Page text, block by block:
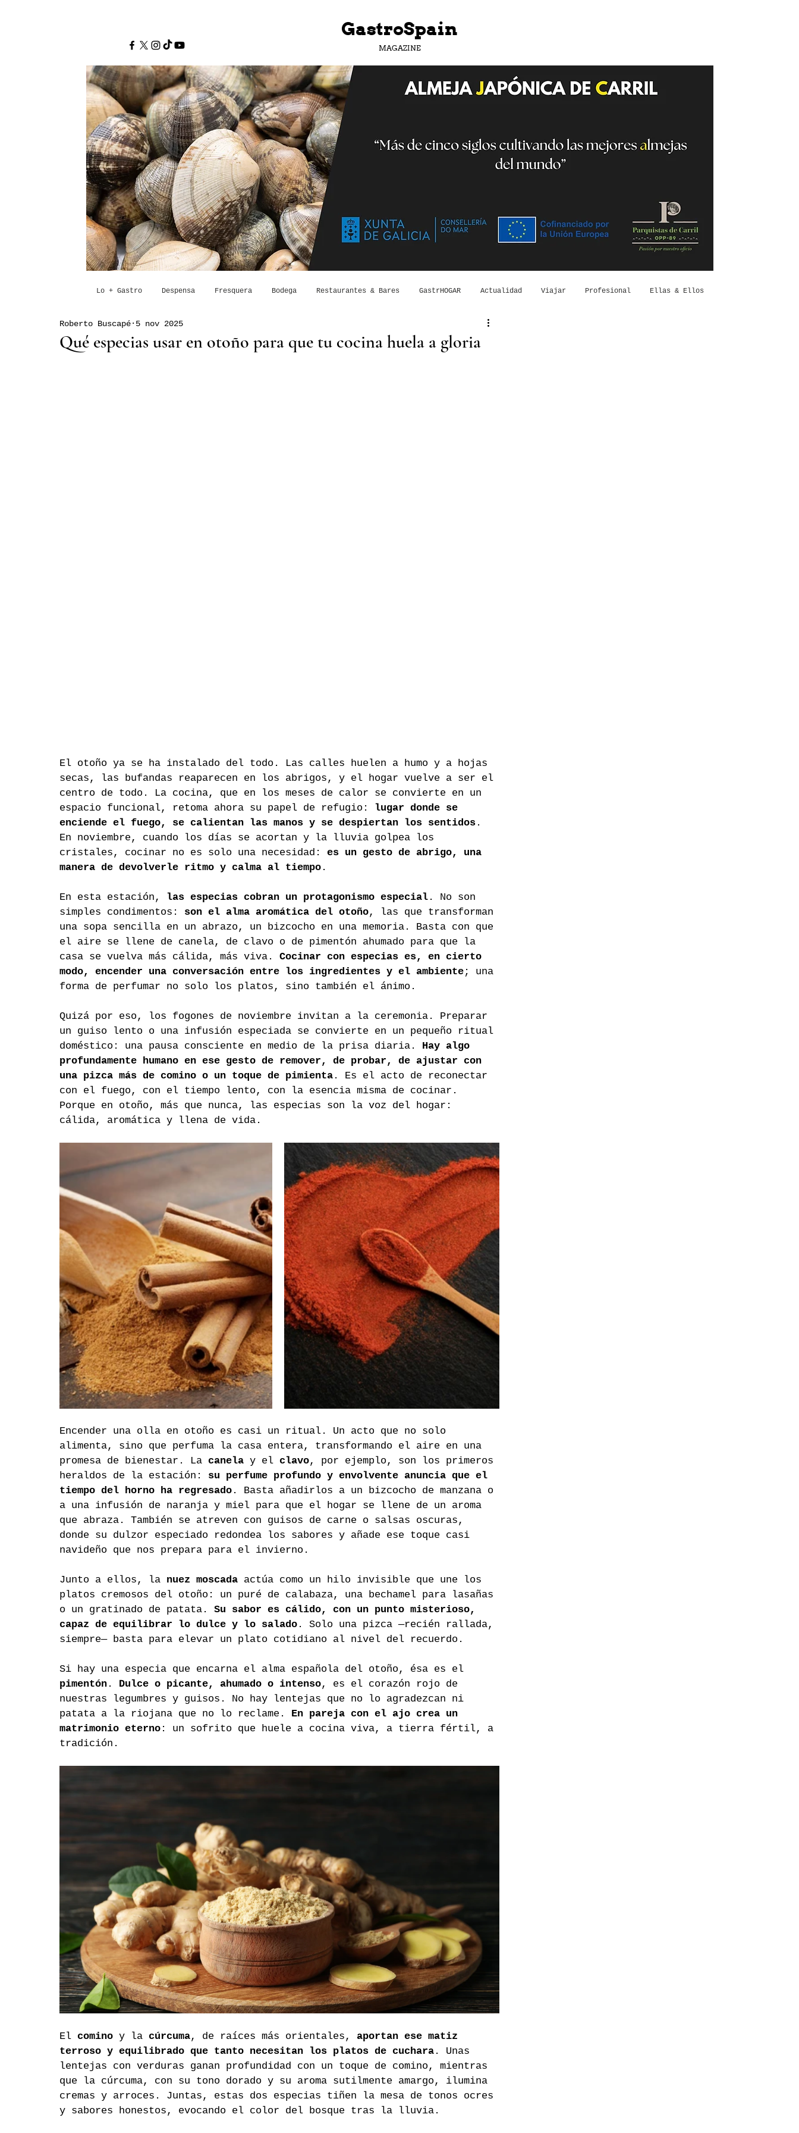
GastroSpain
MAGAZINE
Lo + Gastro Despensa Fresquera Bodega Restaurantes & Bares GastrHOGAR Actualidad Viajar Profesional Ellas & Ellos
Qué especias usar en otoño para que tu cocina huela a gloria
Roberto Buscapé 5 nov 2025
El otoño ya se ha instalado del todo. Las calles huelen a humo y a hojas
secas, las bufandas reaparecen en los abrigos, y el hogar vuelve a ser el
centro de todo. La cocina, que en los meses de calor se convierte en un
espacio funcional, retoma ahora su papel de refugio: lugar donde se
enciende el fuego, se calientan las manos y se despiertan los sentidos .
En noviembre, cuando los días se acortan y la lluvia golpea los
cristales, cocinar no es solo una necesidad: es un gesto de abrigo, una
manera de devolverle ritmo y calma al tiempo .
En esta estación, las especias cobran un protagonismo especial . No son
simples condimentos: son el alma aromática del otoño, las que transforman
una sopa sencilla en un abrazo, un bizcocho en una memoria. Basta con que
el aire se llene de canela, de clavo o de pimentón ahumado para que la
casa se vuelva más cálida, más viva. Cocinar con especias es, en cierto
modo, encender una conversación entre los ingredientes y el ambiente ; una
forma de perfumar no solo los platos, sino también el ánimo.
Quizá por eso, los fogones de noviembre invitan a la ceremonia. Preparar
un guiso lento o una infusión especiada se convierte en un pequeño ritual
doméstico: una pausa consciente en medio de la prisa diaria. Hay algo
profundamente humano en ese gesto de remover, de probar, de ajustar con
una pizca más de comino o un toque de pimienta . Es el acto de reconectar
con el fuego, con el tiempo lento, con la esencia misma de cocinar.
Porque en otoño, más que nunca, las especias son la voz del hogar:
cálida, aromática y llena de vida.
Encender una olla en otoño es casi un ritual. Un acto que no solo
alimenta, sino que perfuma la casa entera, transformando el aire en una
promesa de bienestar. La canela y el clavo, por ejemplo, son los primeros
heraldos de la estación: su perfume profundo y envolvente anuncia que el
tiempo del horno ha regresado . Basta añadirlos a un bizcocho de manzana o
a una infusión de naranja y miel para que el hogar se llene de un aroma
que abraza. También se atreven con guisos de carne o salsas oscuras,
donde su dulzor especiado redondea los sabores y añade ese toque casi
navideño que nos prepara para el invierno.
Junto a ellos, la nuez moscada actúa como un hilo invisible que une los
platos cremosos del otoño: un puré de calabaza, una bechamel para lasañas
o un gratinado de patata. Su sabor es cálido, con un punto misterioso,
capaz de equilibrar lo dulce y lo salado . Solo una pizca —recién rallada,
siempre— basta para elevar un plato cotidiano al nivel del recuerdo.
Si hay una especia que encarna el alma española del otoño, ésa es el
pimentón . Dulce o picante, ahumado o intenso, es el corazón rojo de
nuestras legumbres y guisos. No hay lentejas que no lo agradezcan ni
patata a la riojana que no lo reclame. En pareja con el ajo crea un
matrimonio eterno : un sofrito que huele a cocina viva, a tierra fértil, a
tradición.
El comino y la cúrcuma, de raíces más orientales, aportan ese matiz
terroso y equilibrado que tanto necesitan los platos de cuchara . Unas
lentejas con verduras ganan profundidad con un toque de comino, mientras
que la cúrcuma, con su tono dorado y su aroma sutilmente amargo, ilumina
cremas y arroces. Juntas, estas dos especias tiñen la mesa de tonos ocres
y sabores honestos, evocando el color del bosque tras la lluvia.